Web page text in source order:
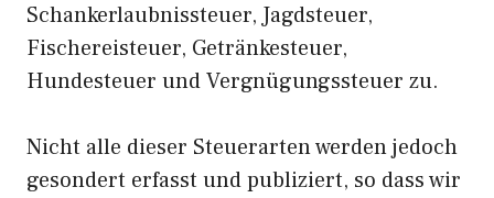
Schankerlaubnissteuer, Jagdsteuer,
Fischereisteuer, Getränkesteuer,
Hundesteuer und Vergnügungssteuer zu.
Nicht alle dieser Steuerarten werden jedoch
gesondert erfasst und publiziert, so dass wir